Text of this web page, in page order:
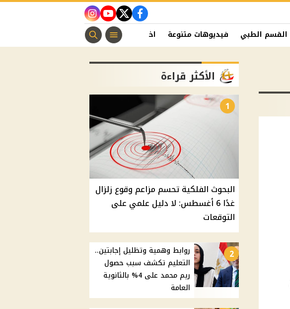
facebook
twitter
youtube
instagram
القسم الطبي فيديوهات متنوعة اخبار الفن منوعات مسيحية
الأكثر قراءة
1
البحوث الفلكية تحسم مزاعم وقوع زلزال
غدًا 6 أغسطس: لا دليل علمي على
التوقعات
2
روابط وهمية وتظليل إجابتين..
التعليم تكشف سبب حصول
ريم محمد على 4% بالثانوية
العامة